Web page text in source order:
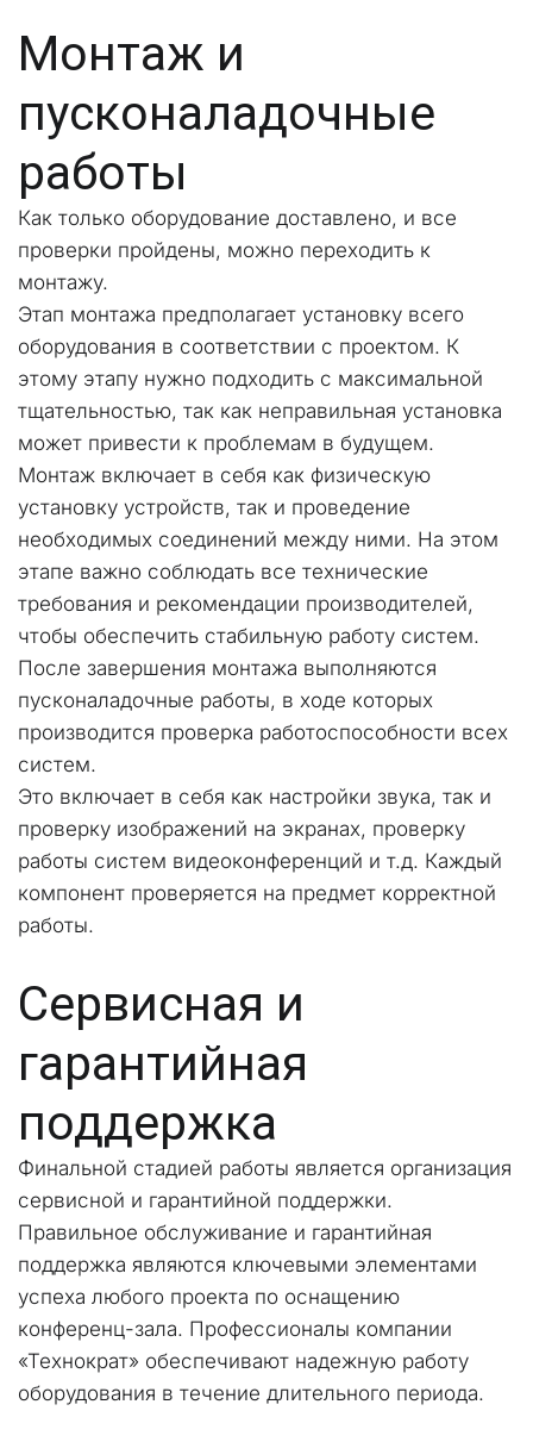
Монтаж и
пусконаладочные
работы
Как только оборудование доставлено, и все
проверки пройдены, можно переходить к
монтажу.
Этап монтажа предполагает установку всего
оборудования в соответствии с проектом. К
этому этапу нужно подходить с максимальной
тщательностью, так как неправильная установка
может привести к проблемам в будущем.
Монтаж включает в себя как физическую
установку устройств, так и проведение
необходимых соединений между ними. На этом
этапе важно соблюдать все технические
требования и рекомендации производителей,
чтобы обеспечить стабильную работу систем.
После завершения монтажа выполняются
пусконаладочные работы, в ходе которых
производится проверка работоспособности всех
систем.
Это включает в себя как настройки звука, так и
проверку изображений на экранах, проверку
работы систем видеоконференций и т.д. Каждый
компонент проверяется на предмет корректной
работы.
Сервисная и
гарантийная
поддержка
Финальной стадией работы является организация
сервисной и гарантийной поддержки.
Правильное обслуживание и гарантийная
поддержка являются ключевыми элементами
успеха любого проекта по оснащению
конференц-зала. Профессионалы компании
«Технократ» обеспечивают надежную работу
оборудования в течение длительного периода.